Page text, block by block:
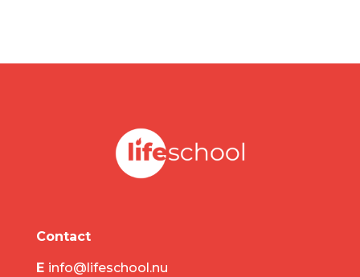
Contact
E info@lifeschool.nu